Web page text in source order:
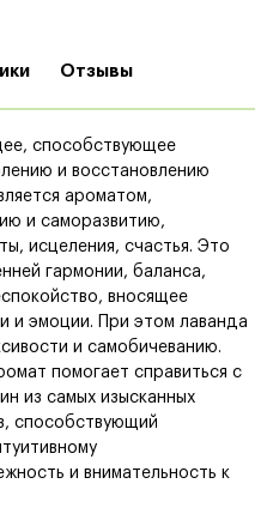
Отзывы
способствующее
и восстановлению
ароматом,
и саморазвитию,
исцеления, счастья. Это
гармонии, баланса,
вносящее
и эмоции. При этом лаванда
и самобичеванию.
помогает справиться с
из самых изысканных
способствующий
и внимательность к